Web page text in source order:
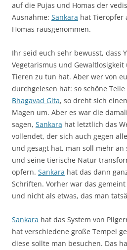
auf die Pujas und Homas der
Ausnahme: Sankara hat Tieropfer
Homas rausgenommen.
Ihr seid euch sehr bewusst, dass
Vegetarismus und
Tieren zu tun hat. Aber wer von
durchgelesen hat: so schöne
Bhagavad Gita, so dreht sich
Magen um. Aber es war die
sagen, Sankara hat letztlich das
vollendet, der sich auch gegen
und gesagt hat, man soll mehr an
und seine tierische Natur
opfern. Sankara hat das dann
Schriften. Vorher war das
und nicht als etwas, das man
Sankara hat das System von
hat verschiedene große Tempel
diese sollte man besuchen. Das